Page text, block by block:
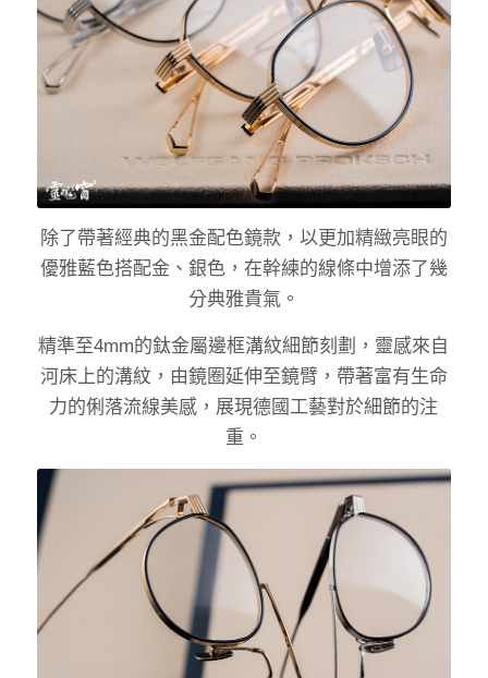
除了帶著經典的黑金配色鏡款，以更加精緻亮眼的
優雅藍色搭配金、銀色，在幹練的線條中增添了幾
分典雅貴氣。
精準至4mm的鈦金屬邊框溝紋細節刻劃，靈感來自
河床上的溝紋，由鏡圈延伸至鏡臂，帶著富有生命
力的俐落流線美感，展現德國工藝對於細節的注
重。